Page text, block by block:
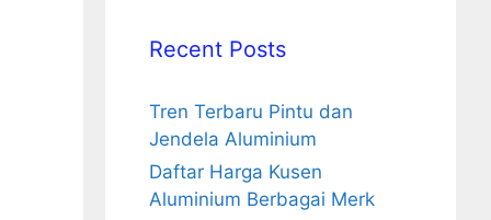
Recent Posts
Tren Terbaru Pintu dan
Jendela Aluminium
Daftar Harga Kusen
Aluminium Berbagai Merk